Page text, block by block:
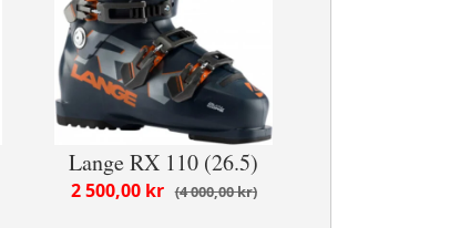
Lange RX 110 (26.5)
4 000,00 kr
2 500,00 kr